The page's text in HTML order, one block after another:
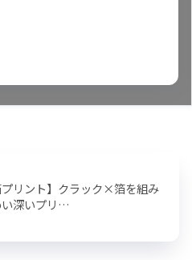
プリント】クラック×箔を組み
深いプリ…